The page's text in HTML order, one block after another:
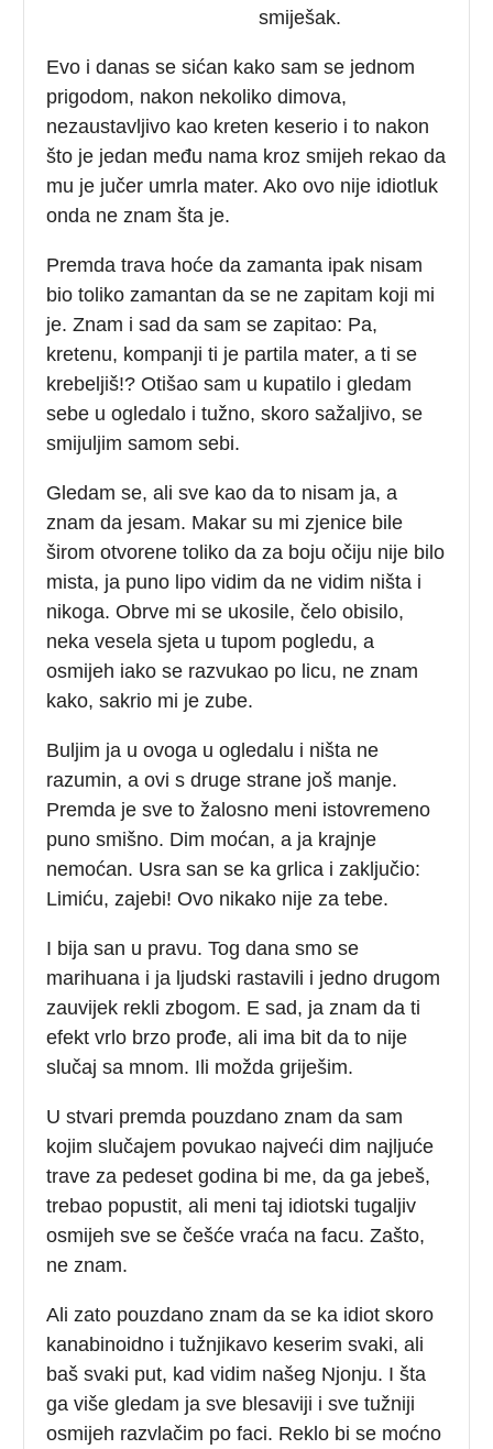
smiješak.
Evo i danas se sićan kako sam se jednom
prigodom, nakon nekoliko dimova,
nezaustavljivo kao kreten keserio i to nakon
što je jedan među nama kroz smijeh rekao da
mu je jučer umrla mater. Ako ovo nije idiotluk
onda ne znam šta je.
Premda trava hoće da zamanta ipak nisam
bio toliko zamantan da se ne zapitam koji mi
je. Znam i sad da sam se zapitao: Pa,
kretenu, kompanji ti je partila mater, a ti se
krebeljiš!? Otišao sam u kupatilo i gledam
sebe u ogledalo i tužno, skoro sažaljivo, se
smijuljim samom sebi.
Gledam se, ali sve kao da to nisam ja, a
znam da jesam. Makar su mi zjenice bile
širom otvorene toliko da za boju očiju nije bilo
mista, ja puno lipo vidim da ne vidim ništa i
nikoga. Obrve mi se ukosile, čelo obisilo,
neka vesela sjeta u tupom pogledu, a
osmijeh iako se razvukao po licu, ne znam
kako, sakrio mi je zube.
Buljim ja u ovoga u ogledalu i ništa ne
razumin, a ovi s druge strane još manje.
Premda je sve to žalosno meni istovremeno
puno smišno. Dim moćan, a ja krajnje
nemoćan. Usra san se ka grlica i zaključio:
Limiću, zajebi! Ovo nikako nije za tebe.
I bija san u pravu. Tog dana smo se
marihuana i ja ljudski rastavili i jedno drugom
zauvijek rekli zbogom. E sad, ja znam da ti
efekt vrlo brzo prođe, ali ima bit da to nije
slučaj sa mnom. Ili možda griješim.
U stvari premda pouzdano znam da sam
kojim slučajem povukao najveći dim najljuće
trave za pedeset godina bi me, da ga jebeš,
trebao popustit, ali meni taj idiotski tugaljiv
osmijeh sve se češće vraća na facu. Zašto,
ne znam.
Ali zato pouzdano znam da se ka idiot skoro
kanabinoidno i tužnjikavo keserim svaki, ali
baš svaki put, kad vidim našeg Njonju. I šta
ga više gledam ja sve blesaviji i sve tužniji
osmijeh razvlačim po faci. Reklo bi se moćno